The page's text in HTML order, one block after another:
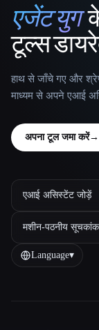
That AI
एजेंट युग
टूल्स
हाथ से जाँचे गए और
माध्यम से अपने एआई
अपना टूल जमा करें→
एआई असिस्टेंट जोड़ें
मशीन-पठनीय सूचकांक
Language▾